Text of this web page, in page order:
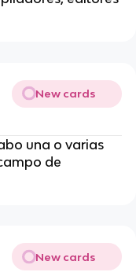
New cards
una o varias
de
New cards